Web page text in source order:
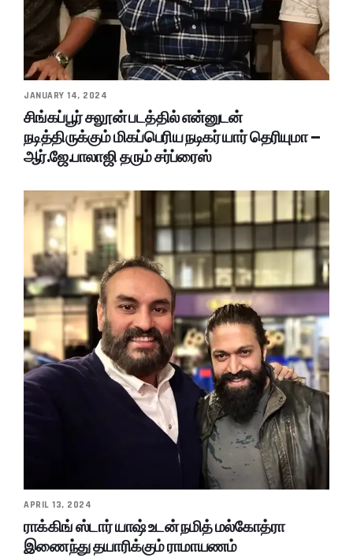
JANUARY 14, 2024
சிங்கப்பூர் சலூன் படத்தில் என்னுடன்
நடித்திருக்கும் மிகப்பெரிய நடிகர் யார் தெரியுமா –
ஆர்.ஜே.பாலாஜி தரும் சர்ப்ரைஸ்
APRIL 13, 2024
ராக்கிங் ஸ்டார் யாஷ் உடன் நமித் மல்கோத்ரா
இணைந்து தயாரிக்கும் ராமாயணம்